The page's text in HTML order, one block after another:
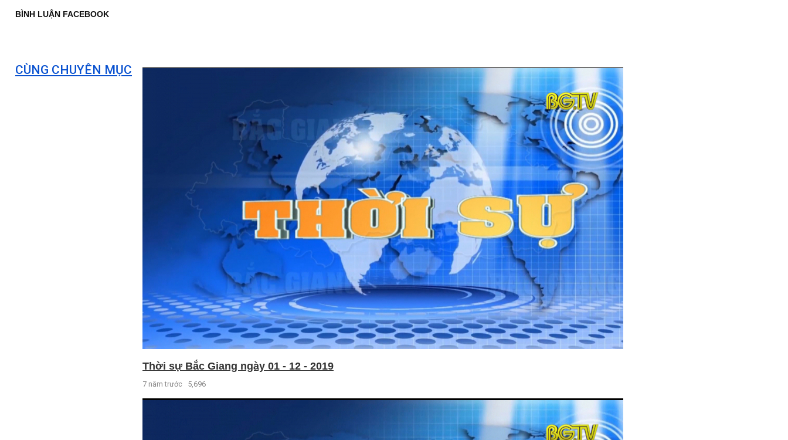
BÌNH LUẬN FACEBOOK
CÙNG CHUYÊN MỤC
Thời sự Bắc Giang ngày 01 - 12 - 2019
7 năm trước 5,696